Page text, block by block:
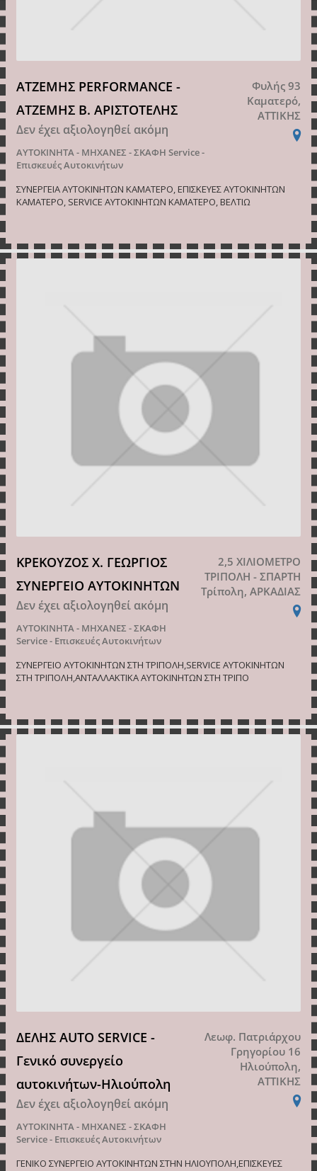
ΑΤΖΕΜΗΣ PERFORMANCE -
ΑΤΖΕΜΗΣ Β. ΑΡΙΣΤΟΤΕΛΗΣ
Δεν έχει αξιολογηθεί ακόμη
ΑΥΤΟΚΙΝΗΤΑ - ΜΗΧΑΝΕΣ - ΣΚΑΦΗ Service -
Επισκευές Αυτοκινήτων
Φυλής 93
Καματερό,
ΑΤΤΙΚΗΣ
ΣΥΝΕΡΓΕΙΑ ΑΥΤΟΚΙΝΗΤΩΝ ΚΑΜΑΤΕΡΟ, ΕΠΙΣΚΕΥΕΣ ΑΥΤΟΚΙΝΗΤΩΝ
ΚΑΜΑΤΕΡΟ, SERVICE ΑΥΤΟΚΙΝΗΤΩΝ ΚΑΜΑΤΕΡΟ, ΒΕΛΤΙΩ
ΚΡΕΚΟΥΖΟΣ Χ. ΓΕΩΡΓΙΟΣ
ΣΥΝΕΡΓΕΙΟ ΑΥΤΟΚΙΝΗΤΩΝ
Δεν έχει αξιολογηθεί ακόμη
ΑΥΤΟΚΙΝΗΤΑ - ΜΗΧΑΝΕΣ - ΣΚΑΦΗ
Service - Επισκευές Αυτοκινήτων
2,5 ΧΙΛΙΟΜΕΤΡΟ
ΤΡΙΠΟΛΗ - ΣΠΑΡΤΗ
Τρίπολη, ΑΡΚΑΔΙΑΣ
ΣΥΝΕΡΓΕΙΟ ΑΥΤΟΚΙΝΗΤΩΝ ΣΤΗ ΤΡΙΠΟΛΗ,SERVICE ΑΥΤΟΚΙΝΗΤΩΝ
ΣΤΗ ΤΡΙΠΟΛΗ,ΑΝΤΑΛΛΑΚΤΙΚΑ ΑΥΤΟΚΙΝΗΤΩΝ ΣΤΗ ΤΡΙΠΟ
ΔΕΛΗΣ AUTO SERVICE -
Γενικό συνεργείο
αυτοκινήτων-Ηλιούπολη
Δεν έχει αξιολογηθεί ακόμη
ΑΥΤΟΚΙΝΗΤΑ - ΜΗΧΑΝΕΣ - ΣΚΑΦΗ
Service - Επισκευές Αυτοκινήτων
Λεωφ. Πατριάρχου
Γρηγορίου 16
Ηλιούπολη,
ΑΤΤΙΚΗΣ
ΓΕΝΙΚΟ ΣΥΝΕΡΓΕΙΟ ΑΥΤΟΚΙΝΗΤΩΝ ΣΤΗΝ ΗΛΙΟΥΠΟΛΗ,ΕΠΙΣΚΕΥΕΣ